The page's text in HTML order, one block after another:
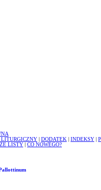
DODATEK INDEKSY
LISTY CO NOWEGO?